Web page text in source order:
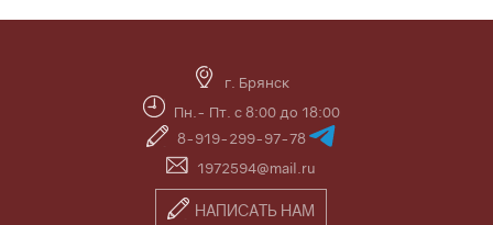
г. Брянск
Пн.- Пт. с 8:00 до 18:00
8-919-299-97-78
1972594@mail.ru
НАПИСАТЬ НАМ